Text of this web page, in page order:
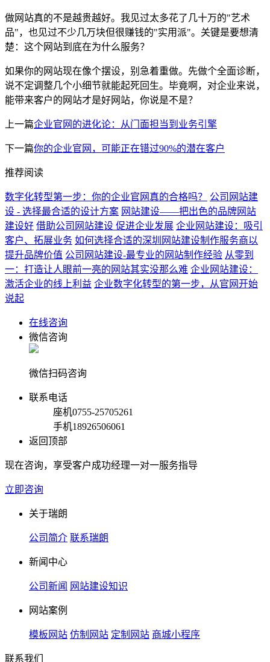
做网站真的不是越贵越好。我见过太多花了几十万的"艺术
品"，也见过不少几万块但很赚钱的"实用派"。关键是要想清
楚：这个网站到底在为什么服务？
如果你的网站现在像个摆设，别急着重做。先做个全面诊断，
说不定调整几个小细节就能起死回生。毕竟啊，对企业来说，
能带来客户的网站才是好网站，你说是不是？
上一篇企业官网的进化论：从门面担当到业务引擎
下一篇你的企业官网，可能正在错过90%的潜在客户
推荐阅读
数字化转型第一步：你的企业官网真的合格吗？
公司网站建
设 - 选择最合适的设计方案 网站建设——把出色的品牌网站
建设好 借助公司网站建设 促进企业发展 企业网站建设：吸引
客户、拓展业务 如何选择合适的深圳网站建设制作服务商以
提升品牌价值 公司网站建设-最专业的网站制作经验 从零到
一：打造让人眼前一亮的网站其实没那么难 企业网站建设：
激活企业的线上利益 企业数字化转型的第一步，从官网开始
说起
在线咨询
微信咨询
微信扫码咨询
联系电话
座机0755-25705261
手机18926506061
返回顶部
现在咨询，享受客户成功经理一对一服务指导
立即咨询
关于瑞朗
公司简介 联系瑞朗
新闻中心
公司新闻 网站建设知识
网站案例
模板网站 仿制网站 定制网站 商城小程序
联系我们